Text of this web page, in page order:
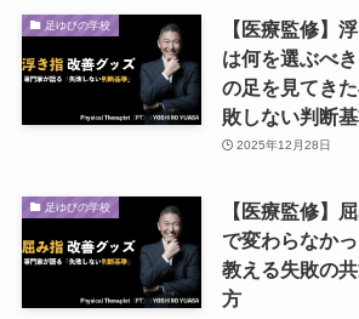
足ゆびの学校
【医療監修】
は何を選ぶべ
の足を見てき
敗しない判断基
2025年12月28日
足ゆびの学校
【医療監修】
で変わらなか
教える失敗の
方